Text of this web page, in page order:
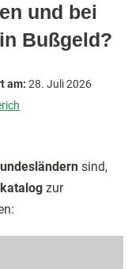
und bei
Bußgeld?
am: 28. Juli 2026
sind,
zur